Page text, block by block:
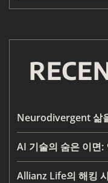
Neurodivergent 삶
AI 기술의 숨은 이면:
Allianz Life의 해킹